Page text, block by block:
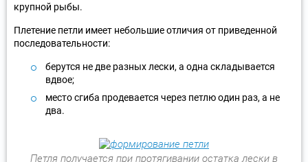
крупной рыбы.
Плетение петли имеет небольшие отличия от приведенной
последовательности:
берутся не две разных лески, а одна складывается
вдвое;
место сгиба продевается через петлю один раз, а не
два.
Петля получается при протягивании остатка лески в